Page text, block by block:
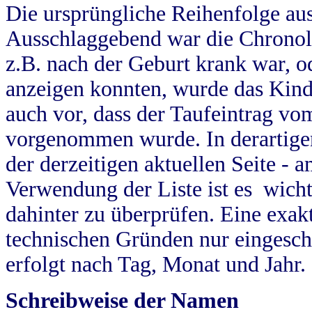
Die ursprüngliche Reihenfolge
Ausschlaggebend war die
z.B. nach der Geburt krank war,
anzeigen konnten, wurde das
auch vor, dass der Taufeintrag
vorgenommen wurde. In
der derzeitigen aktuellen Seite -
Verwendung der Liste ist es
dahinter zu überprüfen. Eine
technischen Gründen nur
erfolgt nach Tag, Monat und Jahr.
Schreibweise der Namen